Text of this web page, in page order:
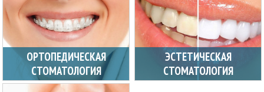
ОРТОПЕДИЧЕСКАЯ
СТОМАТОЛОГИЯ
ЭСТЕТИЧЕСКАЯ
СТОМАТОЛОГИЯ